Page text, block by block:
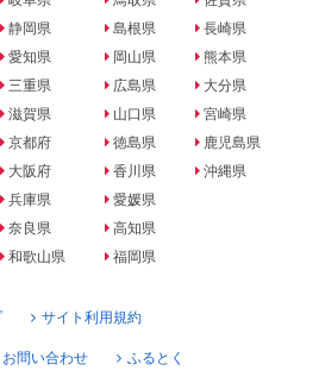
静岡県
愛知県
三重県
滋賀県
京都府
大阪府
兵庫県
奈良県
和歌山県
島根県
岡山県
広島県
山口県
徳島県
香川県
愛媛県
高知県
福岡県
長崎県
熊本県
大分県
宮崎県
鹿児島県
沖縄県
サイト利用規約
お問い合わせ ふるとく